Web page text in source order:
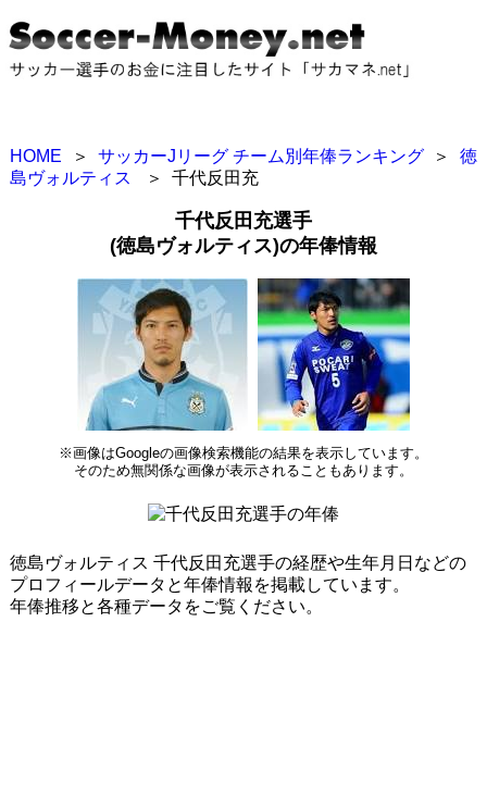
HOME ＞ サッカーJリーグ チーム別年俸ランキング ＞
徳
島ヴォルティス
＞ 千代反田充
千代反田充選手
(徳島ヴォルティス)の年俸情報
※画像はGoogleの画像検索機能の結果を表示しています。
そのため無関係な画像が表示されることもあります。
徳島ヴォルティス 千代反田充選手の経歴や生年月日などの
プロフィールデータと年俸情報を掲載しています。
年俸推移と各種データをご覧ください。